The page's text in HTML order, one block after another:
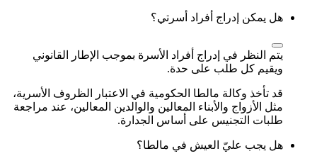
هل يمكن إدراج أفراد أسرتي؟
يتم النظر في إدراج أفراد الأسرة بموجب الإطار القانوني
ويقيم كل طلب على حدة.
قد تأخذ وكالة مالطا الحكومية في الاعتبار الظروف الأسرية،
مثل الأزواج والأبناء المعالين والوالدين المعالين، عند مراجعة
طلبات التجنيس على أساس الجدارة.
هل يجب عليّ العيش في مالطا؟